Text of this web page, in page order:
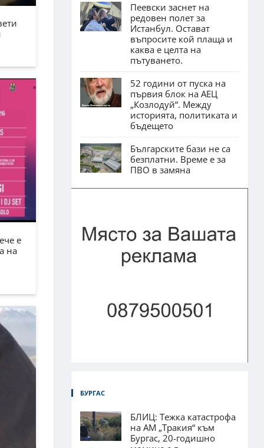
е
на
Пеевски заснет на
редовен полет за
Истанбул. Остават
въпросите кой плаща и
каква е целта на
пътуването.
52 години от пуска на
първия блок на АЕЦ
„Козлодуй“. Между
историята, политиката и
бъдещето
Българските бази не са
безплатни. Време е за
ПВО в замяна
БУРГАС
БЛИЦ: Тежка катастрофа
на АМ „Тракия“ към
Бургас, 20-годишно